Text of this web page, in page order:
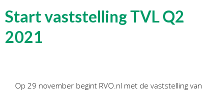
Onze diensten
Tijdelijk financieel personeel
Start vaststelling TVL Q2
2021
Op 29 november begint RVO.nl met de vaststelling van